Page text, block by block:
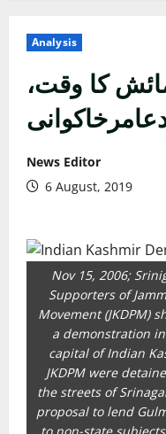
Analysis
کا وقت،
News Editor
6 August, 2019
Nov 15, 2006;
Supporters of
Movement (JKDPM)
a demonstration
capital of Indian
JKDPM were
the streets of
proposal to lend